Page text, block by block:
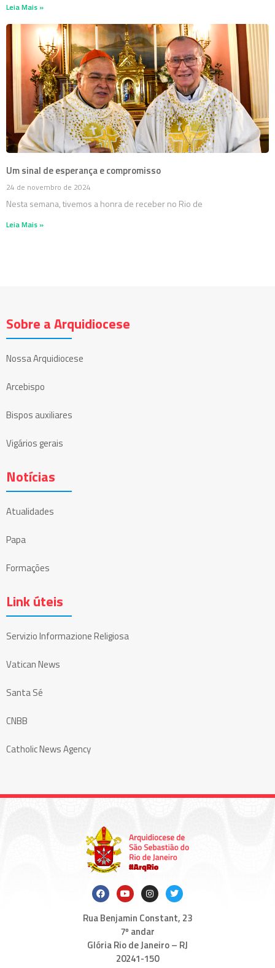
Leia Mais »
Um sinal de esperança e compromisso
24 de novembro de 2024
Nesta semana, tivemos a honra de receber no Rio de
Leia Mais »
Sobre a Arquidiocese
Nossa Arquidiocese
Arcebispo
Bispos auxiliares
Vigários gerais
Notícias
Atualidades
Papa
Formações
Link úteis
Servizio Informazione Religiosa
Vatican News
Santa Sé
CNBB
Catholic News Agency
Rua Benjamin Constant, 23
7º andar
Glória Rio de Janeiro – RJ
20241-150